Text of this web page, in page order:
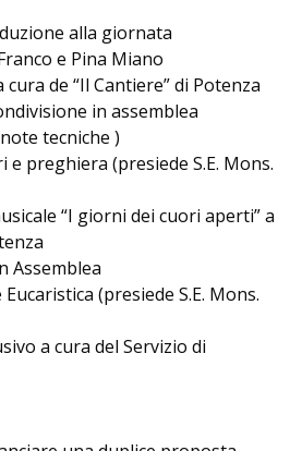
alla giornata
e Pina Miano
de “Il Cantiere” di Potenza
in assemblea
tecniche )
e preghiera (presiede S.E. Mons.
“I giorni dei cuori aperti” a
Assemblea
(presiede S.E. Mons.
a cura del Servizio di